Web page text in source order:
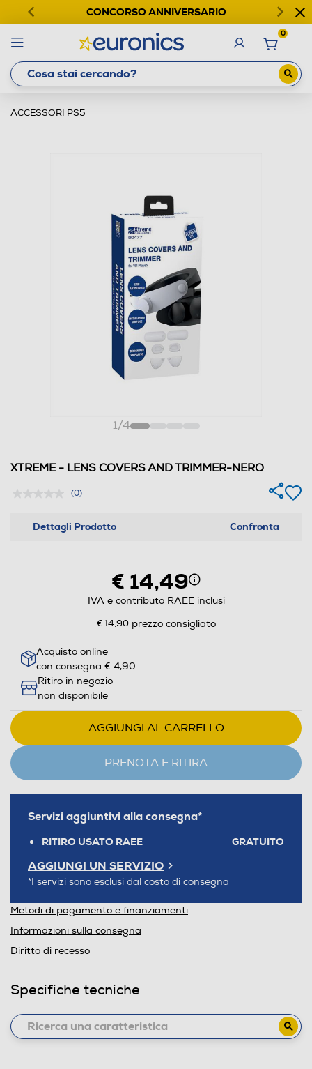
CONCORSO ANNIVERSARIO
0
ACCESSORI PS5
1/4
XTREME - LENS COVERS AND TRIMMER-NERO
(0)
Dettagli Prodotto Confronta
€ 14,49
IVA e contributo RAEE inclusi
€ 14,90 prezzo consigliato
Acquisto online
con consegna € 4,90
Ritiro in negozio
non disponibile
AGGIUNGI AL CARRELLO
PRENOTA E RITIRA
Servizi aggiuntivi alla consegna*
RITIRO USATO RAEE GRATUITO
AGGIUNGI UN SERVIZIO
*I servizi sono esclusi dal costo di consegna
Metodi di pagamento e finanziamenti
Informazioni sulla consegna
Diritto di recesso
Specifiche tecniche